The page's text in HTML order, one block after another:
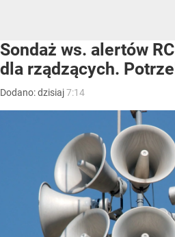
Sondaż ws. alertów
dla rządzących.
Dodano:dzisiaj7:14